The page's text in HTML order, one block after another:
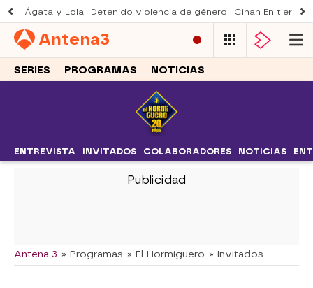
Ágata y Lola Detenido violencia de género Cihan En tierra
Antena3
SERIES PROGRAMAS NOTICIAS
ENTREVISTA INVITADOS COLABORADORES NOTICIAS
-
Antena 3 » Programas » El Hormiguero » Invitados